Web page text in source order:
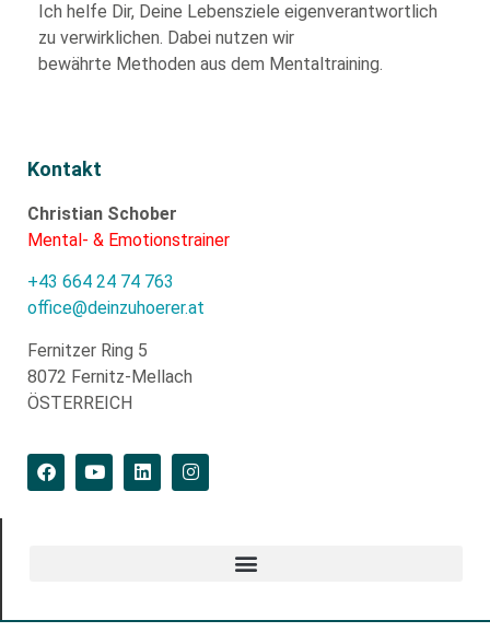
Ich helfe Dir, Deine Lebensziele eigenverantwortlich
zu verwirklichen. Dabei nutzen wir
bewährte Methoden aus dem Mentaltraining.
Kontakt
Christian Schober
Mental- & Emotionstrainer
+43 664 24 74 763
office@deinzuhoerer.at
Fernitzer Ring 5
8072 Fernitz-Mellach
ÖSTERREICH